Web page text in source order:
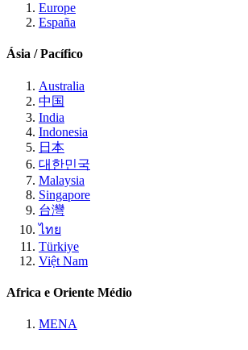
Europe
España
Ásia / Pacífico
Australia
中国
India
Indonesia
日本
대한민국
Malaysia
Singapore
台灣
ไทย
Türkiye
Việt Nam
Africa e Oriente Médio
MENA